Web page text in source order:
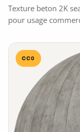
Texture beton 2K
pour usage
CC0